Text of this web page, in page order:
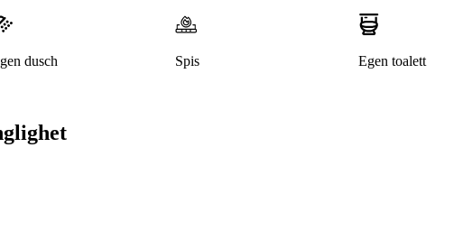
dusch Spis Egen toalett